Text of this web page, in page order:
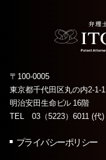
〒100-0005
東京都千代田区丸の内2-1-1
明治安田生命 ビル16階
TEL 03（5223）6011 (代)
プライバシーポリシー